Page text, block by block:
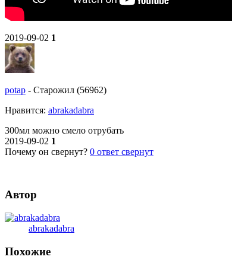
2019-09-02 1
potap - Старожил (56962)
Нравитcя: abrakadabra
300мл можно смело отрубать
2019-09-02 1
Почему он свернут? 0 ответ свернут
Автор
abrakadabra
Похожие